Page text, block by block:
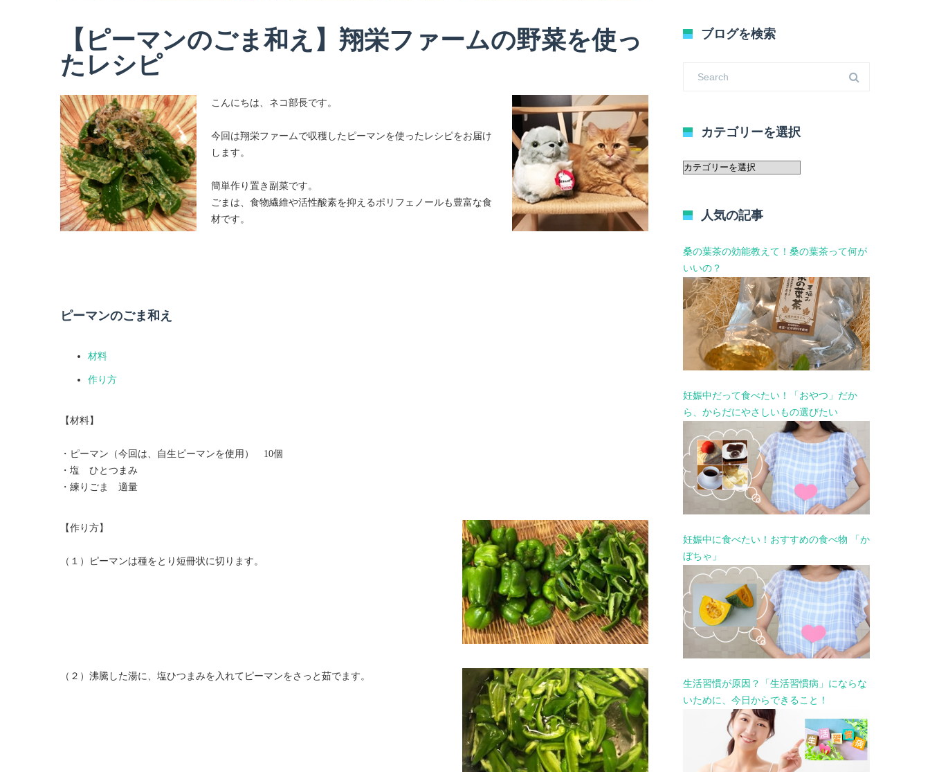
【ピーマンのごま和え】翔栄ファームの野菜を使っ
たレシピ
こんにちは、ネコ部長です。
今回は翔栄ファームで収穫したピーマンを使ったレシピをお届け
します。
簡単作り置き副菜です。
ごまは、食物繊維や活性酸素を抑えるポリフェノールも豊富な食
材です。
ピーマンのごま和え
材料
作り方
【材料】
・ピーマン（今回は、自生ピーマンを使用） 10個
・塩 ひとつまみ
・練りごま 適量
【作り方】
（１） ピーマンは種をとり短冊状に切ります。
（２）沸騰した湯に、塩ひつまみを入れてピーマンをさっと茹でます。
ブログを検索
カテゴリーを選択
カ
ー
選
択
人気の記事
桑の葉茶の効能教えて！桑の葉茶って何が
いいの？
妊娠中だって食べたい！「おやつ」だか
ら、からだにやさしいもの選びたい
妊娠中に食べたい！おすすめの食べ物 「か
ぼちゃ」
生活習慣が原因？「生活習慣病」にならな
いために、今日からできること！